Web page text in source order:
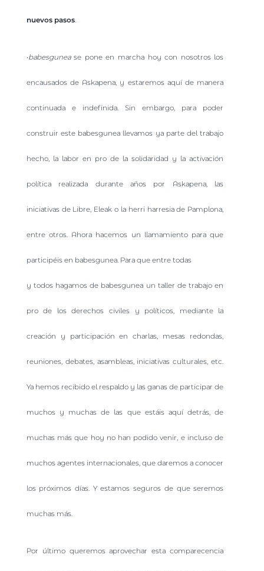
nuevos pasos.
•babesgunease pone en marcha hoy con nosotros los
encausados de Askapena, y estaremos aquí de manera
continuada e indefinida. Sin embargo, para poder
construir este babesgunea llevamos ya parte del trabajo
hecho, la labor en pro de la solidaridad y la activación
política realizada durante años por Askapena, las
iniciativas de Libre, Eleak o la herri harresia de Pamplona,
entre otros. Ahora hacemos un llamamiento para que
participéis en babesgunea. Para que entre todas
y todos hagamos de babesgunea un taller de trabajo en
pro de los derechos civiles y políticos, mediante la
creación y participación en charlas, mesas redondas,
reuniones, debates, asambleas, iniciativas culturales, etc.
Ya hemos recibido el respaldo y las ganas de participar de
muchos y muchas de las que estáis aquí detrás, de
muchas más que hoy no han podido venir, e incluso de
muchos agentes internacionales, que daremos a conocer
los próximos días. Y estamos seguros de que seremos
muchas más.
Por último queremos aprovechar esta comparecencia